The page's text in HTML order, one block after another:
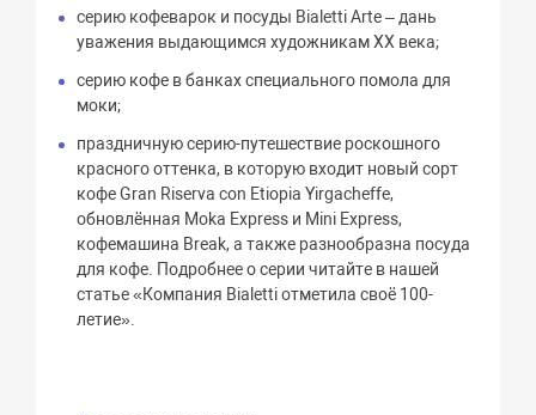
серию кофеварок и посуды Bialetti Arte – дань
уважения выдающимся художникам XX века;
серию кофе в банках специального помола для
моки;
праздничную серию-путешествие роскошного
красного оттенка, в которую входит новый сорт
кофе Gran Riserva con Etiopia Yirgacheffe,
обновлённая Moka Express и Mini Express,
кофемашина Break, а также разнообразна посуда
для кофе. Подробнее о серии читайте в нашей
статье «Компания Bialetti отметила своё 100-
летие».